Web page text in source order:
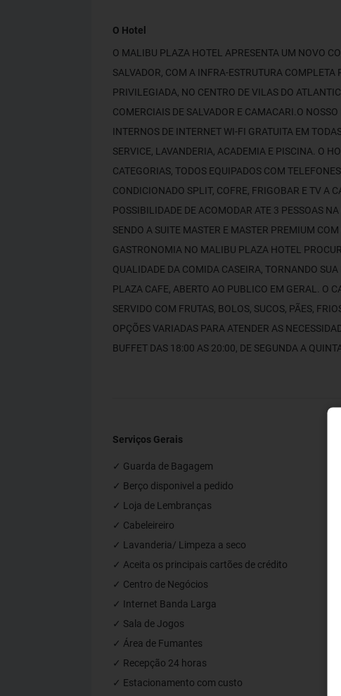
O Hotel
O MALIBU PLAZA HOTEL APRESENTA UM NOVO
SALVADOR, COM A INFRA-ESTRUTURA
PRIVILEGIADA, NO CENTRO DE VILAS DO
COMERCIAIS DE SALVADOR E CAMACARI.O
INTERNOS DE INTERNET WI-FI GRATUITA EM
SERVICE, LAVANDERIA, ACADEMIA E PISCINA. O
CATEGORIAS, TODOS EQUIPADOS COM
CONDICIONADO SPLIT, COFRE, FRIGOBAR E TV A
POSSIBILIDADE DE ACOMODAR ATE 3 PESSOAS
SENDO A SUITE MASTER E MASTER PREMIUM
GASTRONOMIA NO MALIBU PLAZA HOTEL
QUALIDADE DA COMIDA CASEIRA, TORNANDO
PLAZA CAFE, ABERTO AO PUBLICO EM GERAL. O
SERVIDO COM FRUTAS, BOLOS, SUCOS, PÃES,
OPÇÕES VARIADAS PARA ATENDER AS
BUFFET DAS 18:00 AS 20:00, DE SEGUNDA A
Serviços Gerais
✓ Guarda de Bagagem
✓ Berço disponivel a pedido
✓ Loja de Lembranças
✓ Cabeleireiro
✓ Lavanderia/ Limpeza a seco
✓ Aceita os principais cartões de crédito
✓ Centro de Negócios
✓ Internet Banda Larga
✓ Sala de Jogos
✓ Área de Fumantes
✓ Recepção 24 horas
✓ Estacionamento com custo